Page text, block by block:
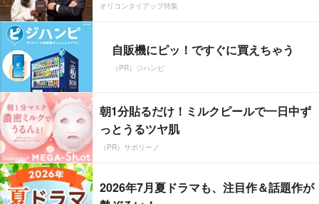
オリコンタイアップ特集
自販機にピッ！ですぐに買えちゃう
（PR）ジハンピ
朝1分貼るだけ！ミルクピールで一日中ず
っとうるツヤ肌
（PR）サボリーノ
2026年7月夏ドラマも、注目作＆話題作が